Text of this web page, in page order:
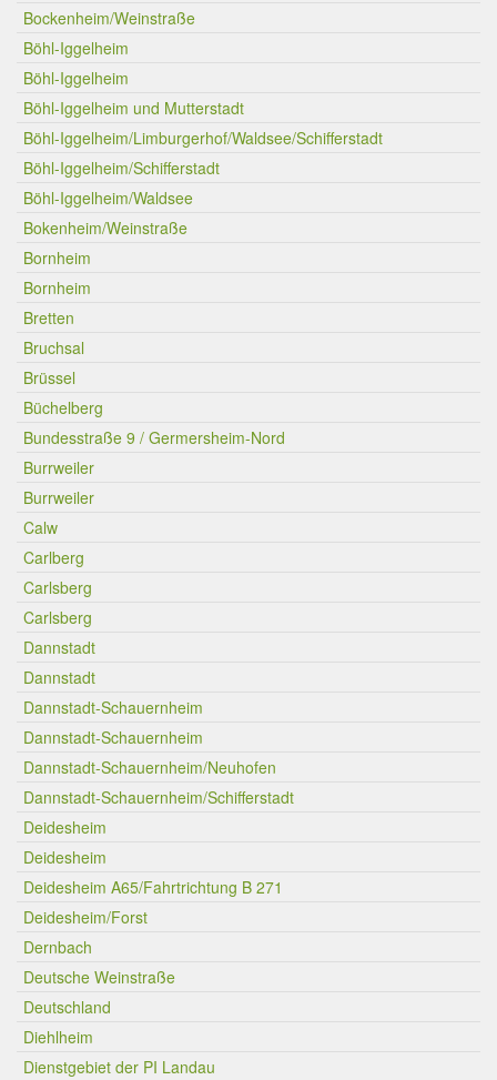
Bockenheim/Weinstraße
Böhl-Iggelheim
Böhl-Iggelheim
Böhl-Iggelheim und Mutterstadt
Böhl-Iggelheim/Limburgerhof/Waldsee/Schifferstadt
Böhl-Iggelheim/Schifferstadt
Böhl-Iggelheim/Waldsee
Bokenheim/Weinstraße
Bornheim
Bornheim
Bretten
Bruchsal
Brüssel
Büchelberg
Bundesstraße 9 / Germersheim-Nord
Burrweiler
Burrweiler
Calw
Carlberg
Carlsberg
Carlsberg
Dannstadt
Dannstadt
Dannstadt-Schauernheim
Dannstadt-Schauernheim
Dannstadt-Schauernheim/Neuhofen
Dannstadt-Schauernheim/Schifferstadt
Deidesheim
Deidesheim
Deidesheim A65/Fahrtrichtung B 271
Deidesheim/Forst
Dernbach
Deutsche Weinstraße
Deutschland
Diehlheim
Dienstgebiet der PI Landau